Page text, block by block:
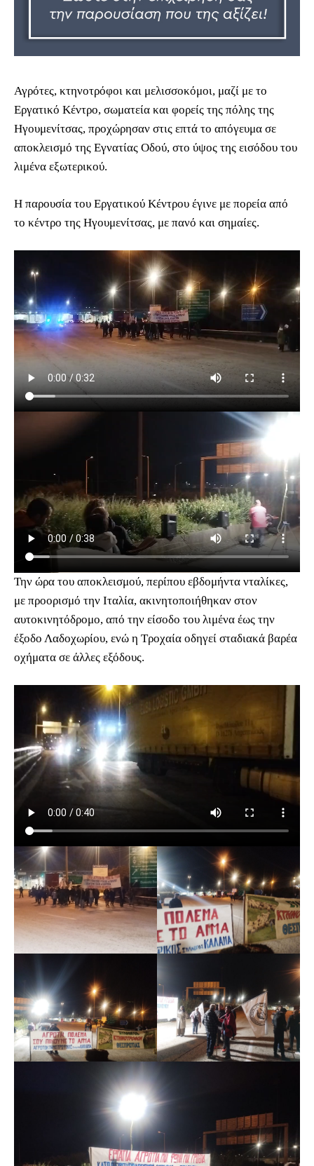
Αγρότες, κτηνοτρόφοι και μελισσοκόμοι, μαζί με το
Εργατικό Κέντρο, σωματεία και φορείς της πόλης της
Ηγουμενίτσας, προχώρησαν στις επτά το απόγευμα σε
αποκλεισμό της Εγνατίας Οδού, στο ύψος της εισόδου του
λιμένα εξωτερικού.
Η παρουσία του Εργατικού Κέντρου έγινε με πορεία από
το κέντρο της Ηγουμενίτσας, με πανό και σημαίες.
Την ώρα του αποκλεισμού, περίπου εβδομήντα νταλίκες,
με προορισμό την Ιταλία, ακινητοποιήθηκαν στον
αυτοκινητόδρομο, από την είσοδο του λιμένα έως την
έξοδο Λαδοχωρίου, ενώ η Τροχαία οδηγεί σταδιακά βαρέα
οχήματα σε άλλες εξόδους.